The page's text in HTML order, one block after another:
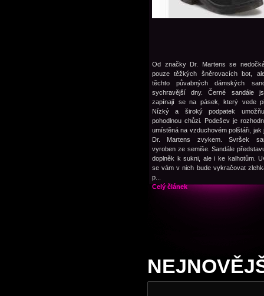
Od značky Dr. Martens se
pouze těžkých šněrovacích bot,
těchto půvabných dámských
sychravější dny. Černé sandále
zapínají se na pásek, který vede
Nízký a široký podpatek
pohodlnou chůzi. Podešev je
umístěná na vzduchovém polštáři, jak
Dr. Martens zvykem. Svršek
vyroben ze semiše. Sandále
doplněk k sukni, ale i ke kalhotům.
se vám v nich bude vykračovat
p...
Celý článek